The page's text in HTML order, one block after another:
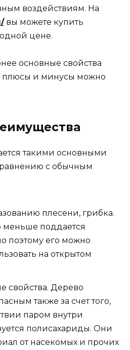
воздействиям. На
вы можете купить
цене.
основные свойства
плюсы и минусы можно
такими основными
с обычным
плесени, грибка.
поддается
поэтому его можно
на открытом
свойства. Дерево
также за счет того,
паром внутри
полисахариды. Они
от насекомых и прочих